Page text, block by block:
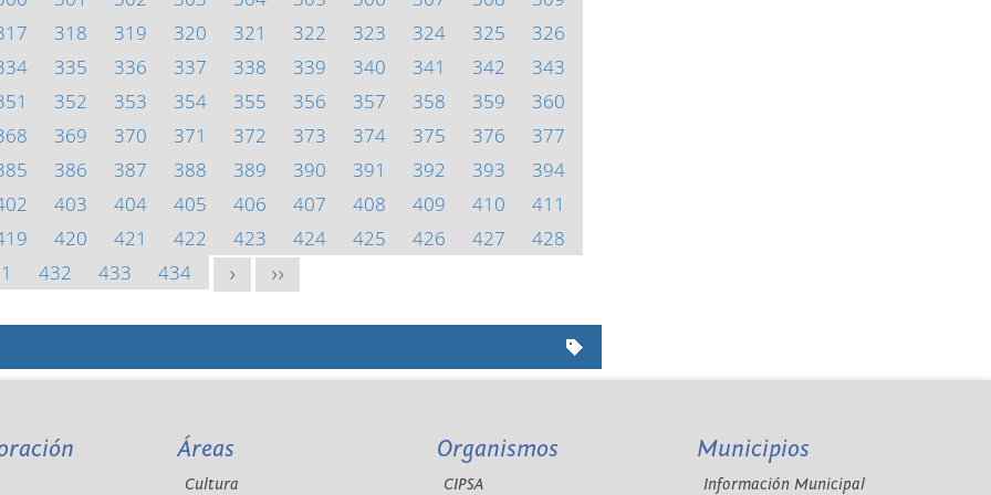
318 319 320 321 322 323 324 325
326
335 336 337 338 339 340 341 342
343
352 353 354 355 356 357 358 359
360
369 370 371 372 373 374 375 376
377
386 387 388 389 390 391 392 393
394
403 404 405 406 407 408 409 410
411
420 421 422 423 424 425 426 427
428
432 433 434 > >>
Áreas
Cultura
Organismos
CIPSA
Municipios
Información Municipal